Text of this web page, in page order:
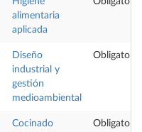
alimentaria
aplicada
Diseño
industrial y
gestión
medioambiental
Obligatoria
Cocinado
Obligatoria